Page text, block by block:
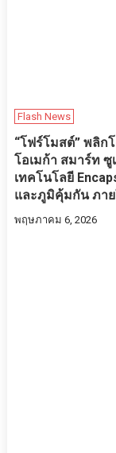
Flash News
“โฟร์โมสต์” พลิก
โอเมก้า สมาร์ท
เทคโนโลยี
และภูมิคุ้มกัน ภาย
พฤษภาคม 6, 2026